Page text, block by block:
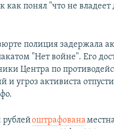
как понял "что не
полиция задержала
"Нет войне". Его
Центра по
и угроз активиста
оштрафована